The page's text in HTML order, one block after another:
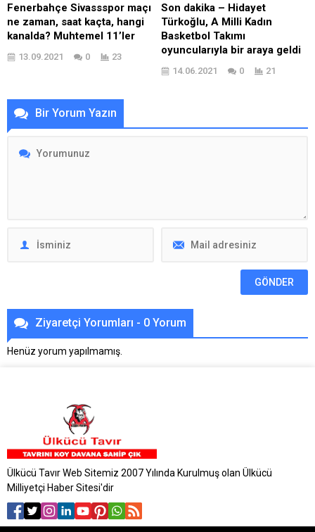
Fenerbahçe Sivassspor maçı
ne zaman, saat kaçta, hangi
kanalda? Muhtemel 11’ler
13.09.2021 0 23
Son dakika – Hidayet
Türkoğlu, A Milli Kadın
Basketbol Takımı
oyuncularıyla bir araya geldi
14.06.2021 0 21
Bir Yorum Yazın
Ziyaretçi Yorumları - 0 Yorum
Henüz yorum yapılmamış.
Ülkücü Tavır Web Sitemiz 2007 Yılında Kurulmuş olan Ülkücü
Milliyetçi Haber Sitesi'dir